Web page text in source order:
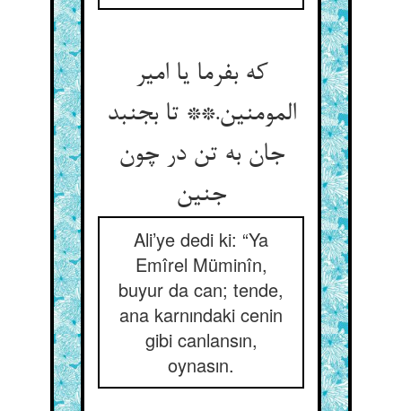
که بفرما یا امیر
المومنین.** تا بجنبد
جان به تن در چون
جنین
Ali’ye dedi ki: “Ya
Emîrel Müminîn,
buyur da can; tende,
ana karnındaki cenin
gibi canlansın,
oynasın.